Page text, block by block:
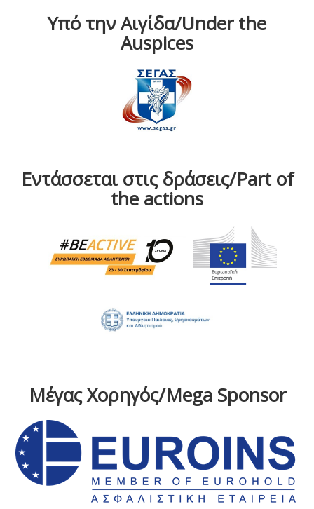
Υπό την Αιγίδα/Under the
Auspices
Εντάσσεται στις δράσεις/Part of
the actions
Μέγας Χορηγός/Mega Sponsor